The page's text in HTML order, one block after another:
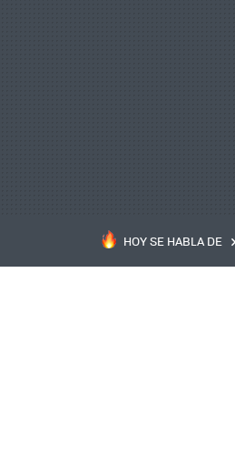
HOY SE HABLA DE